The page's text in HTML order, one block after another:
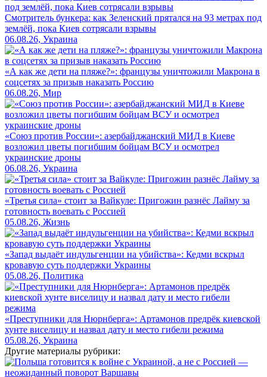
Смотритель бункера: как Зеленский прятался на 93 метрах под
землёй, пока Киев сотрясали взрывы
06.08.26, Украина
«А как же дети на пляже?»: французы уничтожили Макрона в
соцсетях за призыв наказать Россию
06.08.26, Мир
«Союз против России»: азербайджанский МИД в Киеве
возложил цветы погибшим бойцам ВСУ и осмотрел
украинские дроны
06.08.26, Украина
«Третья сила» стоит за Вайкуле: Пригожин разнёс Лайму за
готовность воевать с Россией
05.08.26, Жизнь
«Запад выдаёт индульгенции на убийства»: Кедми вскрыл
кровавую суть поддержки Украины
05.08.26, Политика
«Преступники для Нюрнберга»: Артамонов предрёк киевской
хунте виселицу и назвал дату и место гибели режима
05.08.26, Украина
Другие материалы рубрики: